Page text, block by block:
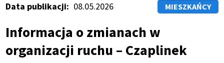
Data publikacji 08.05.2026 MIESZKAŃCY
Informacja o zmianach w
organizacji ruchu – Czaplinek